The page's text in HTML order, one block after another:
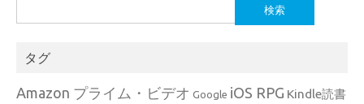
索:
タグ
Amazon プライム・ビデオ Google iOS RPG Kindle読書